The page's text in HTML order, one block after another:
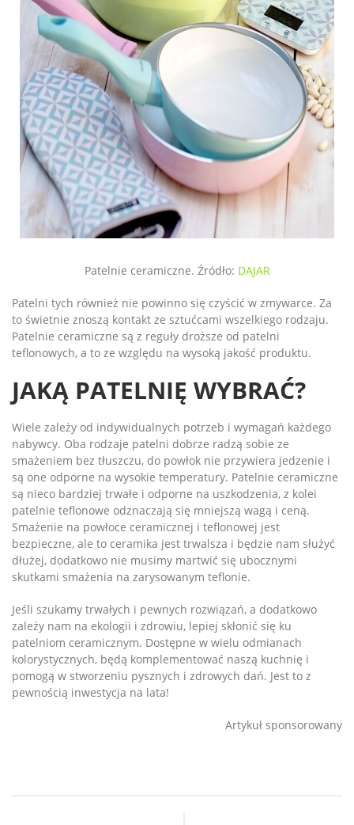
Patelnie ceramiczne. Źródło: DAJAR
Patelni tych również nie powinno się czyścić w zmywarce. Za
to świetnie znoszą kontakt ze sztućcami wszelkiego rodzaju.
Patelnie ceramiczne są z reguły droższe od patelni
teflonowych, a to ze względu na wysoką jakość produktu.
JAKĄ PATELNIĘ WYBRAĆ?
Wiele zależy od indywidualnych potrzeb i wymagań każdego
nabywcy. Oba rodzaje patelni dobrze radzą sobie ze
smażeniem bez tłuszczu, do powłok nie przywiera jedzenie i
są one odporne na wysokie temperatury. Patelnie ceramiczne
są nieco bardziej trwałe i odporne na uszkodzenia, z kolei
patelnie teflonowe odznaczają się mniejszą wagą i ceną.
Smażenie na powłoce ceramicznej i teflonowej jest
bezpieczne, ale to ceramika jest trwalsza i będzie nam służyć
dłużej, dodatkowo nie musimy martwić się ubocznymi
skutkami smażenia na zarysowanym teflonie.
Jeśli szukamy trwałych i pewnych rozwiązań, a dodatkowo
zależy nam na ekologii i zdrowiu, lepiej skłonić się ku
patelniom ceramicznym. Dostępne w wielu odmianach
kolorystycznych, będą komplementować naszą kuchnię i
pomogą w stworzeniu pysznych i zdrowych dań. Jest to z
pewnością inwestycja na lata!
Artykuł sponsorowany